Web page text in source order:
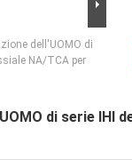
dell'UOMO di
NA/TCA per
di serie IHI